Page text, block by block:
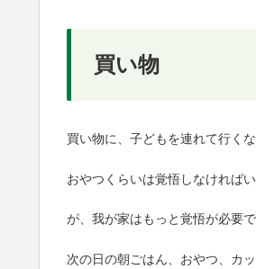
買い物
買い物に、子どもを連れて行くな
おやつくらいは覚悟しなければい
が、我が家はもっと覚悟が必要で
次の日の朝ごはん、おやつ、カ